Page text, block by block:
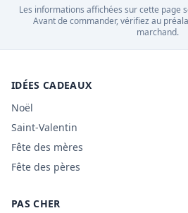
Les informations affichées sur cette page
Avant de commander, vérifiez au
marchand.
IDÉES CADEAUX
Noël
Saint-Valentin
Fête des mères
Fête des pères
PAS CHER